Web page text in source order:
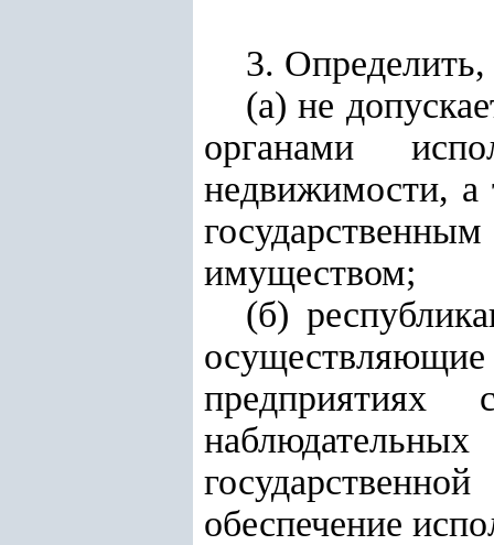
3. Определить,
(а) не
органами
недвижимости, а
имуществом;
(б)
обеспечение